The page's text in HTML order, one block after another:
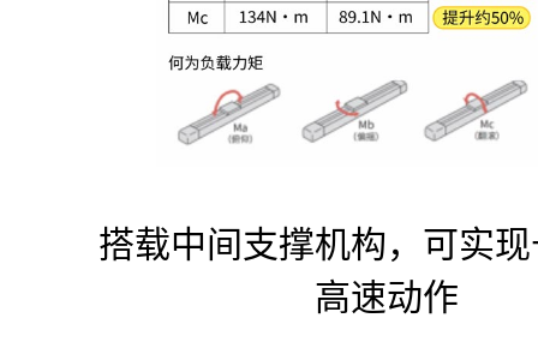
搭载中间支撑机构，可实
高速动作